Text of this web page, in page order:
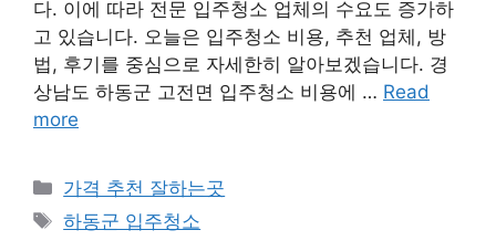
다. 이에 따라 전문 입주청소 업체의 수요도 증가하
고 있습니다. 오늘은 입주청소 비용, 추천 업체, 방
법, 후기를 중심으로 자세한히 알아보겠습니다. 경
상남도 하동군 고전면 입주청소 비용에 … Read
more
카
테
고
가격 추천 잘하는곳
태
하동군 입주청소